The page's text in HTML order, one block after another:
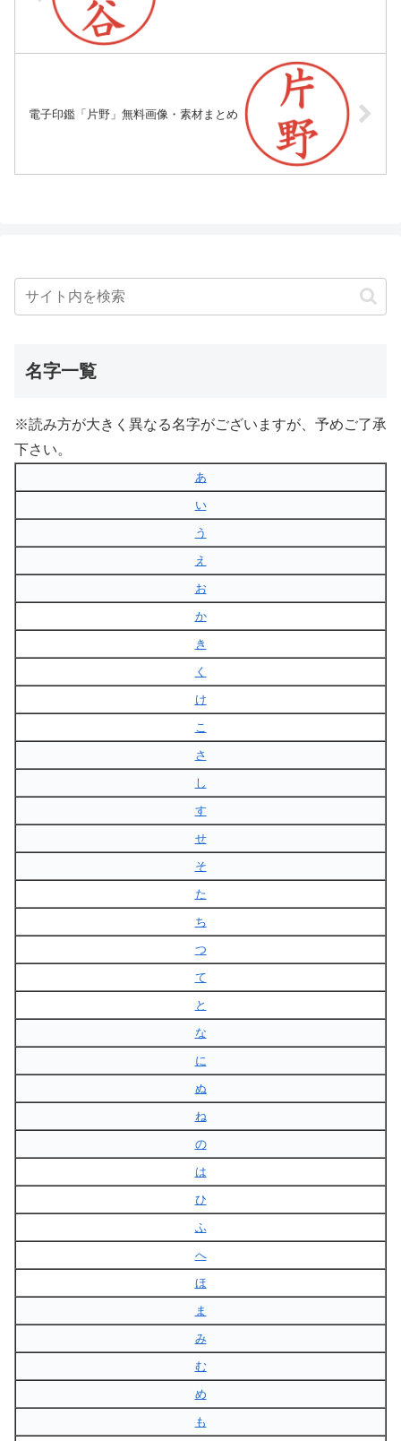
電子印鑑「片野」無料画像・素材まとめ
名字一覧
※読み方が大きく異なる名字がございますが、予めご了承
下さい。
あ
い
う
え
お
か
き
く
け
こ
さ
し
す
せ
そ
た
ち
つ
て
と
な
に
ぬ
ね
の
は
ひ
ふ
へ
ほ
ま
み
む
め
も